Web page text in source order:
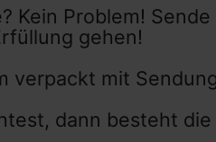
Kein Problem!
gehen!
verpackt mit
dann besteht